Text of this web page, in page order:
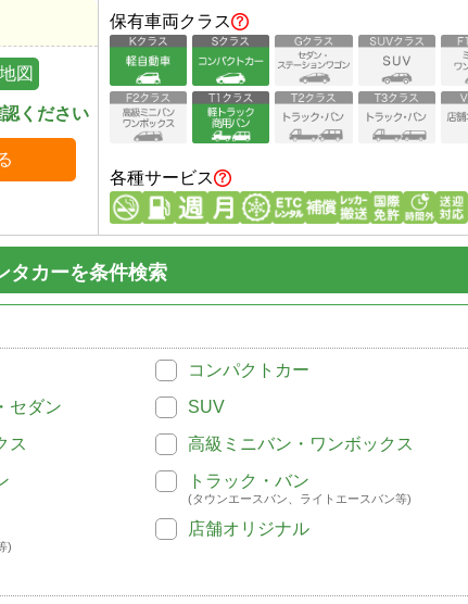
地図
ください
保有車両クラス
各種サービス
タカーを条件検索
コンパクトカー
セダン
SUV
ス
高級ミニバン・ワンボックス
トラック・バン
(タウンエースバン、ライトエースバン等)
)
店舗オリジナル